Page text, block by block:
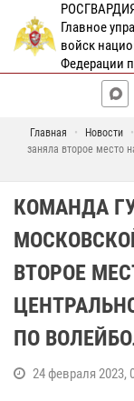
Главное
войск
Федерации
Главная Новости
заняла второе место
КОМАНДА
ВТОРОЕ
ПО
24 февраля 2023,